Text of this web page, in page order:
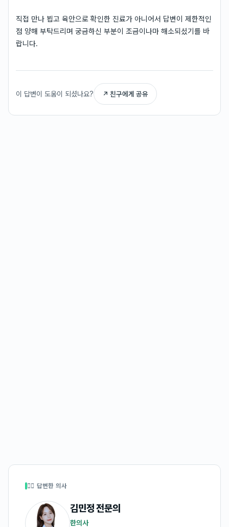
직접 만나 뵙고 육안으로 확인한 진료가 아니어서 답변이 제한적인
점 양해 부탁드리며 궁금하신 부분이 조금이나마 해소되셨기를 바
랍니다.
이 답변이 도움이 되셨나요? ↗ 친구에게 공유
👩‍⚕️ 답변한 의사
김민정전문의
한의사